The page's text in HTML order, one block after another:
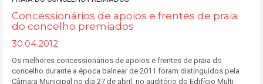
Concessionários de apoios e frentes de praia
do concelho premiados
30.04.2012
Os melhores concessionários de apoios e frentes de praia do
concelho durante a época balnear de 2011 foram distinguidos pela
Câmara Municipal no dia 27 de abril, no auditório do Edifício Multi-